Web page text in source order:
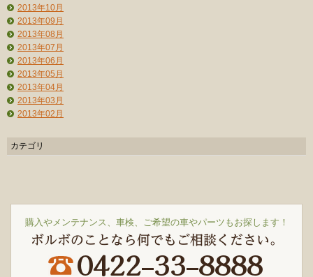
2013年10月
2013年09月
2013年08月
2013年07月
2013年06月
2013年05月
2013年04月
2013年03月
2013年02月
カテゴリ
購入やメンテナンス、車検、ご希望の車やパーツもお探します！
ボルボのことなら何でもご相談ください。